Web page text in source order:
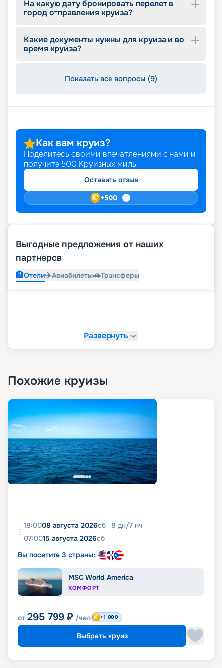
отзывы, смотрите описание, расписание,
характеристики и маршруты. Не упустите
раннего бронирования. Ваш незабываемый
круиз начинается здесь и сейчас!
На какую дату бронировать перелет в
город отправления круиза?
Какие документы нужны для круиза и во
время круиза?
Показать все вопросы (9)
Как вам круиз?
Поделитесь своими впечатлениями с нами и
получите 500 Круизных миль
Оставить отзыв
+500
Выгодные предложения от наших
партнеров
🏨Отели✈️Авиабилеты🚗Трансферы
Развернуть
Похожие круизы
18:0008 августа 2026сб 8 дн/7 нч
07:0015 августа 2026сб
Вы посетите 3 страны:
MSC World America
КОМФОРТ
от 295 799 ₽ /чел +1 000
Выбрать круиз